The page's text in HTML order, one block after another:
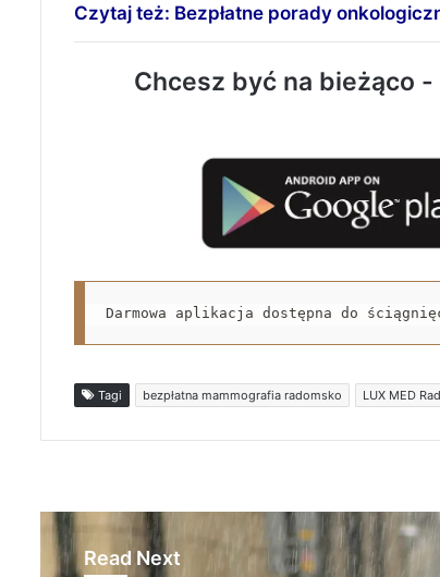
Czytaj też: Bezpłatne porady
Chcesz być na bieżąco
Darmowa aplikacja dostępna do
Tagi bezpłatna mammografia radomsko LUX MED
Read Next